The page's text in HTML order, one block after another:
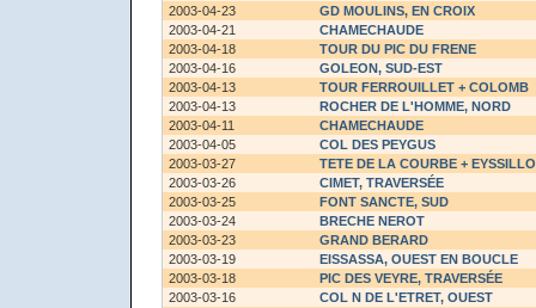
2003-04-23
GD MOULINS, EN CROIX
2003-04-21
CHAMECHAUDE
2003-04-18
TOUR DU PIC DU FRENE
2003-04-16
GOLEON, SUD-EST
2003-04-13
TOUR FERROUILLET + COLOMB
2003-04-13
ROCHER DE L'HOMME, NORD
2003-04-11
CHAMECHAUDE
2003-04-05
COL DES PEYGUS
2003-03-27
TETE DE LA COURBE +
2003-03-26
CIMET, TRAVERSÉE
2003-03-25
FONT SANCTE, SUD
2003-03-24
BRECHE NEROT
2003-03-23
GRAND BERARD
2003-03-19
EISSASSA, OUEST EN BOUCLE
2003-03-18
PIC DES VEYRE, TRAVERSÉE
2003-03-16
COL N DE L'ETRET, OUEST